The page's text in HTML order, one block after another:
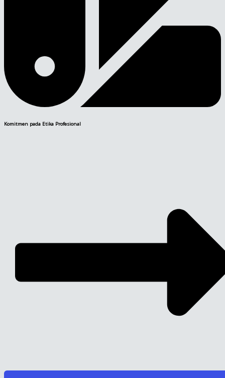
Komitmen pada Etika Profesional